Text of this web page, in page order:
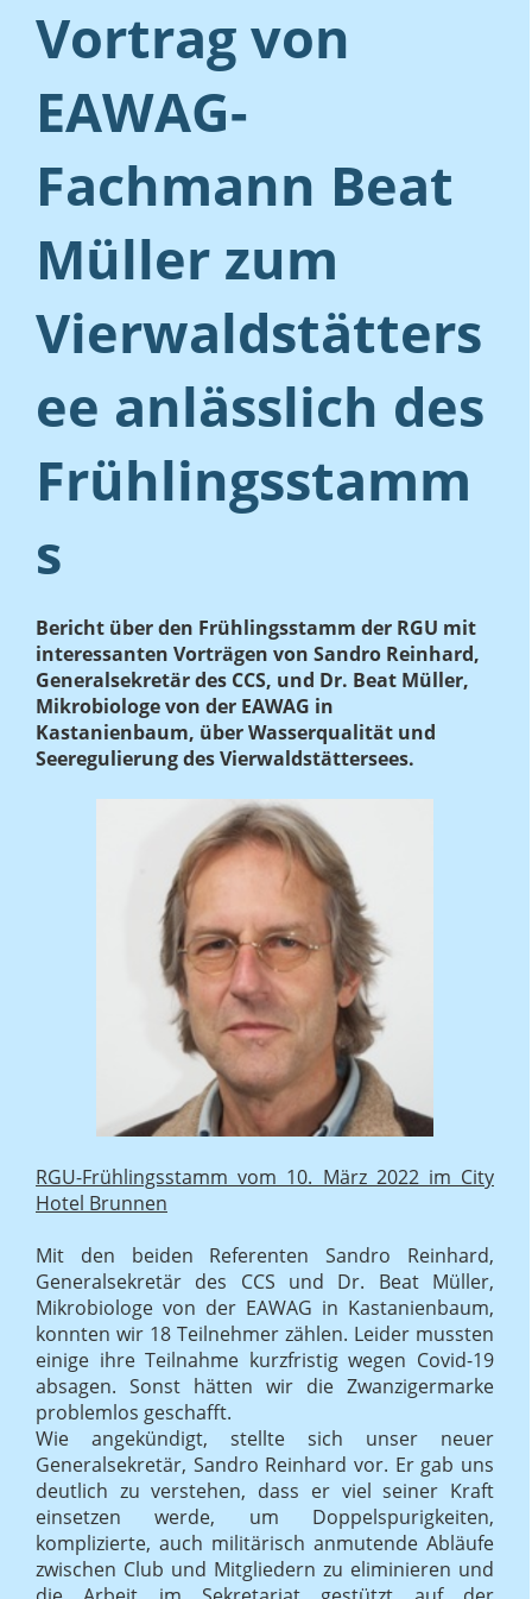
Vortrag von
EAWAG-
Fachmann Beat
Müller zum
Vierwaldstätters
ee anlässlich des
Frühlingsstamm
s
Bericht über den Frühlingsstamm der RGU mit
interessanten Vorträgen von Sandro Reinhard,
Generalsekretär des CCS, und Dr. Beat Müller,
Mikrobiologe von der EAWAG in
Kastanienbaum, über Wasserqualität und
Seeregulierung des Vierwaldstättersees.
RGU-Frühlingsstamm vom 10. März 2022 im City
Hotel Brunnen
Mit den beiden Referenten Sandro Reinhard,
Generalsekretär des CCS und Dr. Beat Müller,
Mikrobiologe von der EAWAG in Kastanienbaum,
konnten wir 18 Teilnehmer zählen. Leider mussten
einige ihre Teilnahme kurzfristig wegen Covid-19
absagen. Sonst hätten wir die Zwanzigermarke
problemlos geschafft.
Wie angekündigt, stellte sich unser neuer
Generalsekretär, Sandro Reinhard vor. Er gab uns
deutlich zu verstehen, dass er viel seiner Kraft
einsetzen werde, um Doppelspurigkeiten,
komplizierte, auch militärisch anmutende Abläufe
zwischen Club und Mitgliedern zu eliminieren und